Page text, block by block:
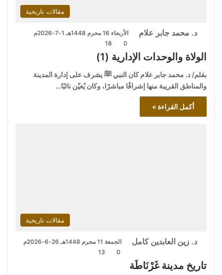
مقالات تاريخية
د. محمد جابر علام
الأربعاء 16 محرم 1448هـ 1-7-2026م
0
18
الولاة والوحدات الإدارية (1)
بقلم/ د. محمد جابر علام كان النبي ﷺ يشرف على إدارة المدينة
والمناطق القريبة منها إشرافًا مباشرًا، وكان يُعيّن نائبًا…
أكمل القراءة »
مقالات تاريخية
د. زين العابدين كامل
الجمعة 11 محرم 1448هـ 26-6-2026م
0
13
تاريخ مدينة غَرْنَاطَة